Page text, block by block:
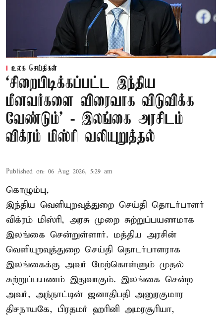
உலக செய்திகள்
‘சிறைபிடிக்கப்பட்ட இந்திய
மீனவர்களை விரைவாக விடுவிக்க
வேண்டும்' - இலங்கை அரசிடம்
விக்ரம் மிஸ்ரி வலியுறுத்தல்
Published on: 06 Aug 2026, 5:29 am
கொழும்பு,
இந்திய வெளியுறவுத்துறை செய்தி தொடர்பாளர்
விக்ரம் மிஸ்ரி, அரசு முறை சுற்றுப்பயணமாக
இலங்கை சென்றுள்ளார். மத்திய அரசின்
வெளியுறவுத்துறை செய்தி தொடர்பாளராக
இலங்கைக்கு அவர் மேற்கொள்ளும் முதல்
சுற்றுப்பயணம் இதுவாகும். இலங்கை சென்ற
அவர், அந்நாட்டின் ஜனாதிபதி அனுரகுமார
திசநாயகே, பிரதமர் ஹரினி அமரசூரியா,